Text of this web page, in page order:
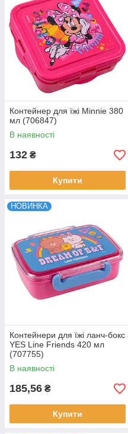
Контейнер для їжі Minnie 380
мл (706847)
В наявності
132 ₴
Купити
НОВИНКА
Контейнери для їжі ланч-бокс
YES Line Friends 420 мл
(707755)
В наявності
185,56 ₴
Купити